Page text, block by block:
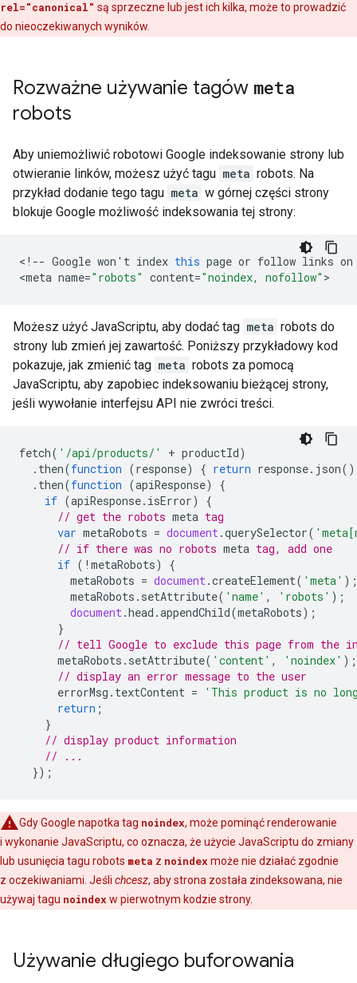
rel="canonical" są sprzeczne lub jest ich kilka, może to prowadzić
do nieoczekiwanych wyników.
Rozważne używanie tagów meta
robots
Aby uniemożliwić robotowi Google indeksowanie strony lub
otwieranie linków, możesz użyć tagu meta robots. Na
przykład dodanie tego tagu meta w górnej części strony
blokuje Google możliwość indeksowania tej strony:
< !-- Google won ' t index this page or follow links on
<meta name="robots" content="noindex, nofollow" >
Możesz użyć JavaScriptu, aby dodać tag meta robots do
strony lub zmień jej zawartość. Poniższy przykładowy kod
pokazuje, jak zmienić tag meta robots za pomocą
JavaScriptu, aby zapobiec indeksowaniu bieżącej strony,
jeśli wywołanie interfejsu API nie zwróci treści.
fetch( '/api/products/' + productId)
. then(function (response) { return response. json
. then(function (apiResponse)
{
if (apiResponse. isError)
{
// get the robots meta tag
var metaRobots = document.querySelector(
// if there was no robots meta tag, add one
if ( ! metaRobots)
{
metaRobots = document.createElement( 'meta' );
metaRobots . setAttribute( 'name' , 'robots' );
document.head .appendChild(metaRobots);
}
// tell Google to exclude this page from the
metaRobots . setAttribute( 'content' , 'noindex' );
// display an error message to the user
errorMsg . textContent =
'This product is no
return ;
}
// display product information
// ...
});
Gdy Google napotka tag noindex, może pominąć renderowanie
i wykonanie JavaScriptu, co oznacza, że użycie JavaScriptu do zmiany
lub usunięcia tagu robots meta z noindex może nie działać zgodnie
z oczekiwaniami. Jeśli chcesz, aby strona została zindeksowana, nie
używaj tagu noindex w pierwotnym kodzie strony.
Używanie długiego buforowania